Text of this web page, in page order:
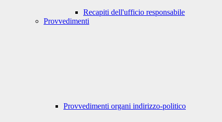
Recapiti dell'ufficio responsabile
Provvedimenti
Provvedimenti organi indirizzo-politico